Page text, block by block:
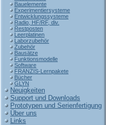
Bauelemente
Experimentiersysteme
Entwicklungssysteme
Radio, HF/RF, div.
Restposten
Leerplatinen
Laborzubehör
Zubehör
Bausätze
Funktionsmodelle
Software
FRANZIS-Lernpakete
Bücher
GLYN
Neuigkeiten
Support und Downloads
Prototypen und Serienfertigung
Über uns
Links